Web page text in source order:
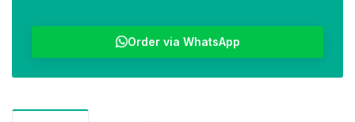
Order via WhatsApp